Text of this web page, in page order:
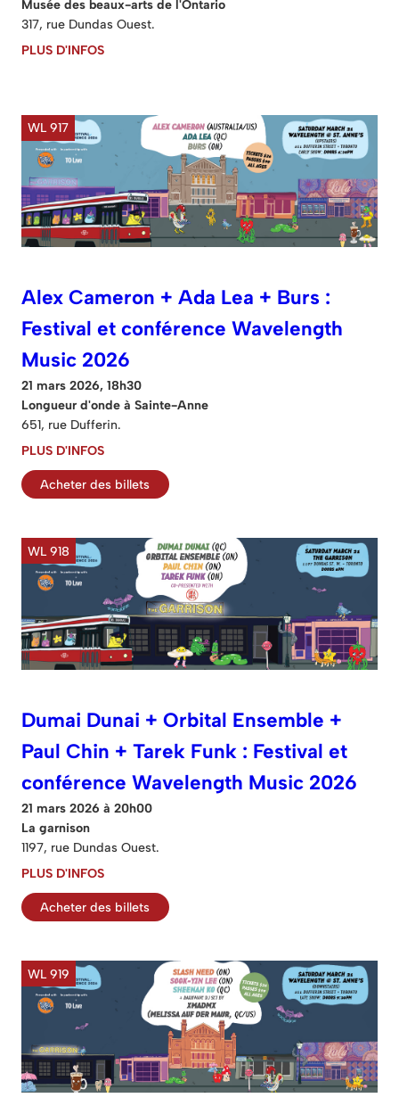
Musée des beaux-arts de l'Ontario
317, rue Dundas Ouest.
PLUS D'INFOS
WL 917
Alex Cameron + Ada Lea + Burs :
Festival et conférence Wavelength
Music 2026
21 mars 2026, 18h30
Longueur d'onde à Sainte-Anne
651, rue Dufferin.
PLUS D'INFOS
Acheter des billets
WL 918
Dumai Dunai + Orbital Ensemble +
Paul Chin + Tarek Funk : Festival et
conférence Wavelength Music 2026
21 mars 2026 à 20h00
La garnison
1197, rue Dundas Ouest.
PLUS D'INFOS
Acheter des billets
WL 919